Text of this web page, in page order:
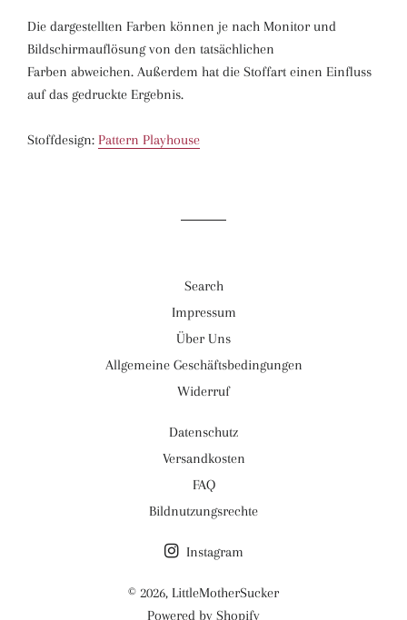
Die dargestellten Farben können je nach Monitor und
Bildschirmauflösung von den tatsächlichen
Farben abweichen. Außerdem hat die Stoffart einen Einfluss
auf das gedruckte Ergebnis.
Stoffdesign: Pattern Playhouse
Search
Impressum
Über Uns
Allgemeine Geschäftsbedingungen
Widerruf
Datenschutz
Versandkosten
FAQ
Bildnutzungsrechte
Instagram
© 2026, LittleMotherSucker
Powered by Shopify